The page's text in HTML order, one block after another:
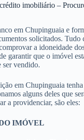
imobiliário –
em Chupinguaia e
solicitados. Tudo
a idoneidade
garantir que o imóvel
ser vendido.
em Chupinguaia
alguns deles que
a providenciar, são eles:
IMÓVEL